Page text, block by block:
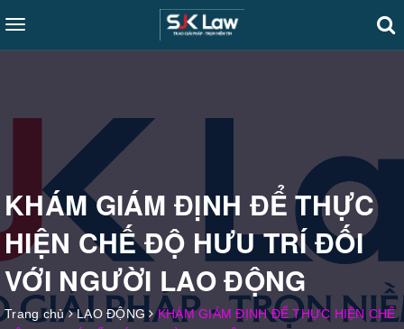
Toggle
navigation
KHÁM GIÁM ĐỊNH ĐỂ THỰC
HIỆN CHẾ ĐỘ HƯU TRÍ ĐỐI
VỚI NGƯỜI LAO ĐỘNG
Trang chủ LAO ĐỘNG
KHÁM GIÁM ĐỊNH ĐỂ THỰC HIỆN CHẾ